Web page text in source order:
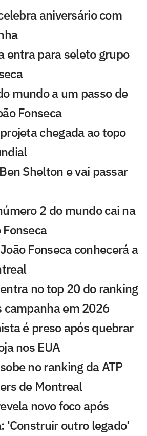
aniversário com
entra para seleto grupo
mundo a um passo de
Fonseca
chegada ao topo
Shelton e vai passar
2 do mundo cai na
Fonseca conhecerá a
no top 20 do ranking
campanha em 2026
é preso após quebrar
nos EUA
no ranking da ATP
de Montreal
novo foco após
'Construir outro legado'